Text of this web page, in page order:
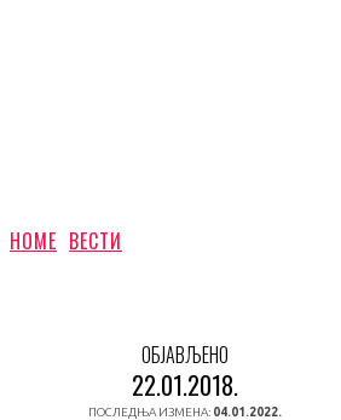
HOME ВЕСТИ
ОБЈАВЉЕНО
22.01.2018.
ПОСЛЕДЊА ИЗМЕНА: 04.01.2022.